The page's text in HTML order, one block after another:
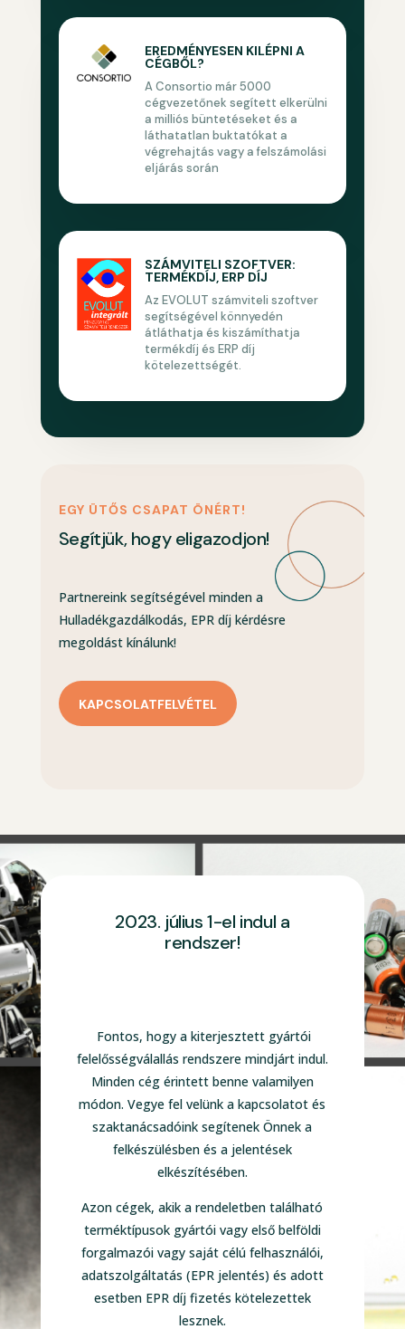
EREDMÉNYESEN KILÉPNI A
CÉGBŐL?
A Consortio már 5000
cégvezetőnek segített elkerülni
a milliós büntetéseket és a
láthatatlan buktatókat a
végrehajtás vagy a felszámolási
eljárás során
SZÁMVITELI SZOFTVER:
TERMÉKDÍJ, ERP DÍJ
Az EVOLUT számviteli szoftver
segítségével könnyedén
átláthatja és kiszámíthatja
termékdíj és ERP díj
kötelezettségét.
EGY ÜTŐS CSAPAT ÖNÉRT!
Segítjük, hogy eligazodjon!
Partnereink segítségével minden a
Hulladékgazdálkodás, EPR díj kérdésre
megoldást kínálunk!
KAPCSOLATFELVÉTEL
2023. július 1-el indul a
rendszer!
Fontos, hogy a kiterjesztett gyártói
felelősségválallás rendszere mindjárt indul.
Minden cég érintett benne valamilyen
módon. Vegye fel velünk a kapcsolatot és
szaktanácsadóink segítenek Önnek a
felkészülésben és a jelentések
elkészítésében.
Azon cégek, akik a rendeletben található
terméktípusok gyártói vagy első belföldi
forgalmazói vagy saját célú felhasználói,
adatszolgáltatás (EPR jelentés) és adott
esetben EPR díj fizetés kötelezettek
lesznek.